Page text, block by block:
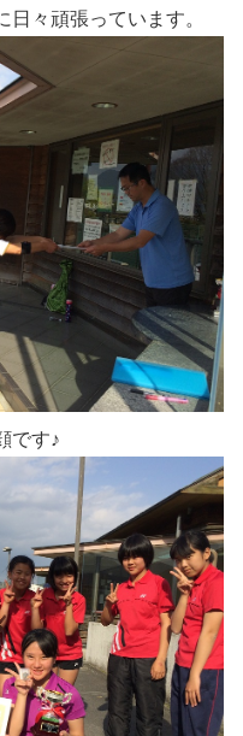
々頑張っています。
です♪